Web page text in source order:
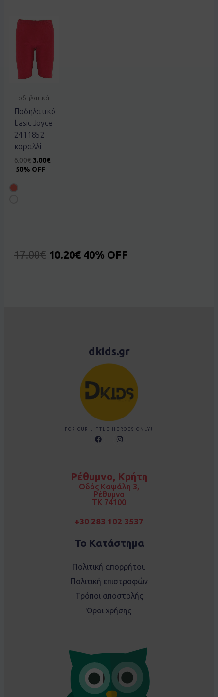
Ποδηλατικά
Ποδηλατικό
basic Joyce
2411852
κοραλλί
6.00€ 3.00€
50% OFF
17.00€ 10.20€ 40% OFF
dkids.gr
FOR OUR LITTLE HEROES ONLY!
F
a
o
I
n
r
a
m
Ρέθυμνο, Κρήτη
Οδός Καψάλη 3,
Ρέθυμνο
TK 74100
+30 283 102 3537
Το Κατάστημα
Πολιτική απορρήτου
Πολιτική επιστροφών
Τρόποι αποστολής
Όροι χρήσης